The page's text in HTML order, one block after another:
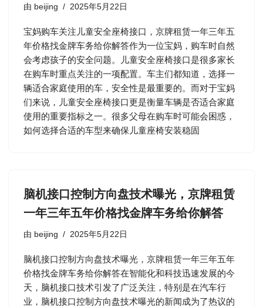
由 beijing 2025年5月22日
宝妈购车关注儿童安全座椅接口，京牌租赁一年三年五
年价格找金牌车务给你解答作为一位宝妈，购车时自然
会考虑孩子的安全问题。儿童安全座椅接口是很多家长
在购车时重点关注的一项配置。车主们都知道，选择一
辆适合家庭使用的车，安全性是最重要的。而对于宝妈
们来说，儿童安全座椅接口更是衡量车辆是否适合家庭
使用的重要指标之一。很多父母在购车时可能会困惑，
如何选择合适的车型来确保儿童座椅安装稳固
脑机接口控制方向盘技术曝光，京牌租赁
一年三年五年价格找金牌车务给你解答
由 beijing 2025年5月22日
脑机接口控制方向盘技术曝光，京牌租赁一年三年五年
价格找金牌车务给你解答在智能化和科技迅速发展的今
天，脑机接口技术引发了广泛关注，特别是在汽车行
业，脑机接口控制方向盘技术曝光的新闻成为了热议的